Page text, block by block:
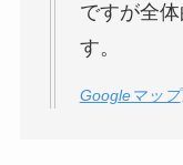
ですが全
す。
Googleマップ